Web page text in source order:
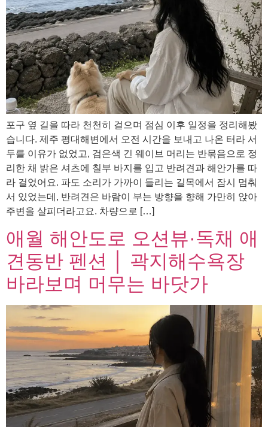
포구 옆 길을 따라 천천히 걸으며 점심 이후 일정을 정리해봤
습니다. 제주 평대해변에서 오전 시간을 보내고 나온 터라 서
두를 이유가 없었고, 검은색 긴 웨이브 머리는 반묶음으로 정
리한 채 밝은 셔츠에 칠부 바지를 입고 반려견과 해안가를 따
라 걸었어요. 파도 소리가 가까이 들리는 길목에서 잠시 멈춰
서 있었는데, 반려견은 바람이 부는 방향을 향해 가만히 앉아
주변을 살피더라고요. 차량으로 […]
애월 해안도로 오션뷰·독채 애
견동반 펜션 │ 곽지해수욕장
바라보며 머무는 바닷가